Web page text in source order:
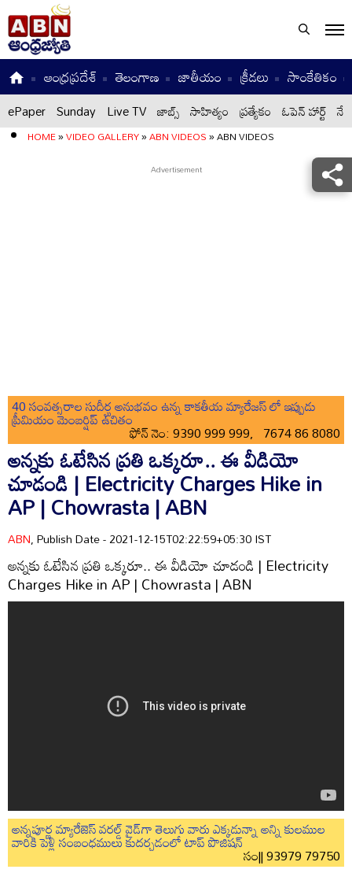
ఆంధ్రప్రదేశ్ తెలంగాణ జాతీయం క్రీడలు సాంకేతికం
ePaper Sunday Live TV జాబ్స్ సాహిత్యం ప్రత్యేకం ఓపెన్ హార్ట్
HOME»VIDEO GALLERY»ABN VIDEOS»ABN VIDEOS
40 సంవత్సరాల సుదీర్ఘ అనుభవం ఉన్న కాకతీయ మ్యారేజస్ లో ఇప్పుడు
ప్రీమియం మెంబర్షిప్ ఉచితం
ఫోన్ నెం: 9390 999 999, 7674 86 8080
అన్నకు ఓటేసిన ప్రతి ఒక్కరూ.. ఈ వీడియో
చూడండి | Electricity Charges Hike in
AP | Chowrasta | ABN
ABN, Publish Date - 2021-12-15T02:22:59+05:30 IST
అన్నకు ఓటేసిన ప్రతి ఒక్కరూ.. ఈ వీడియో చూడండి | Electricity
Charges Hike in AP | Chowrasta | ABN
అన్నపూర్ణ మ్యారేజెస్ వరల్డ్ వైడ్‌గా తెలుగు వారు ఎక్కడున్నా అన్ని కులముల
వారికి పెళ్లి సంబంధములు కుదర్చడంలో టాప్ పొజిషన్
సం|| 93979 79750